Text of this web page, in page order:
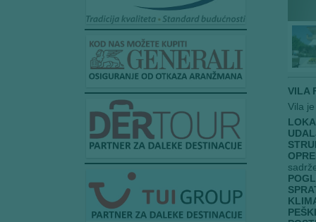
VILA
Vila